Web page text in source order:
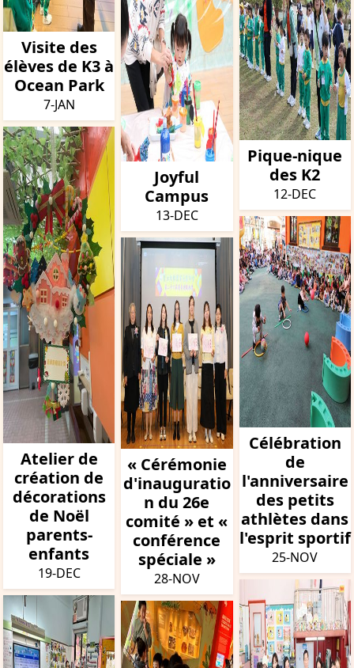
Visite des
élèves de K3 à
Ocean Park
7-JAN
Atelier de
création de
décorations
de Noël
parents-
enfants
19-DEC
Joyful
Campus
13-DEC
« Cérémonie
d'inauguratio
n du 26e
comité » et «
conférence
spéciale »
28-NOV
Pique-nique
des K2
12-DEC
Célébration
de
l'anniversaire
des petits
athlètes dans
l'esprit sportif
25-NOV